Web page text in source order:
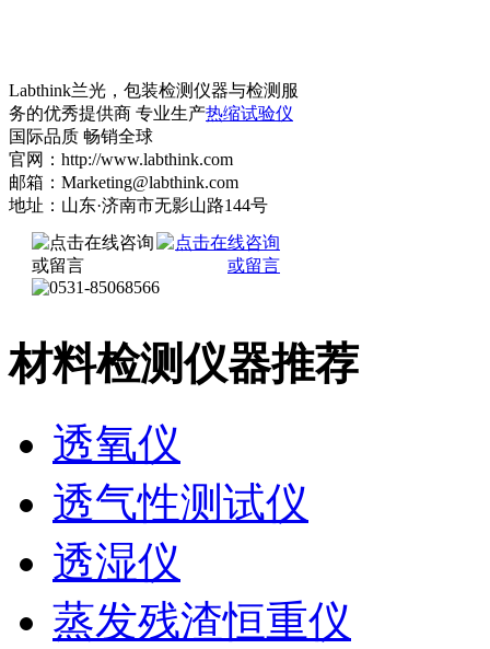
Labthink兰光，包装检测仪器与检测服
务的优秀提供商 专业生产热缩试验仪
国际品质 畅销全球
官网：http://www.labthink.com
邮箱：Marketing@labthink.com
地址：山东·济南市无影山路144号
材料检测仪器推荐
透氧仪
透气性测试仪
透湿仪
蒸发残渣恒重仪